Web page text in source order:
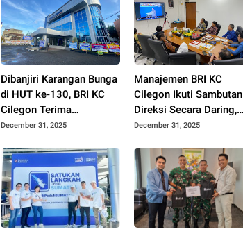
Dibanjiri Karangan Bunga
di HUT ke-130, BRI KC
Cilegon Terima
Dukungan dan
serta Mitra
December 31, 2025
Manajemen BRI KC
Cilegon Ikuti Sambutan
Direksi Secara Daring,
Perkuat Komitmen di
BRI
December 31, 2025